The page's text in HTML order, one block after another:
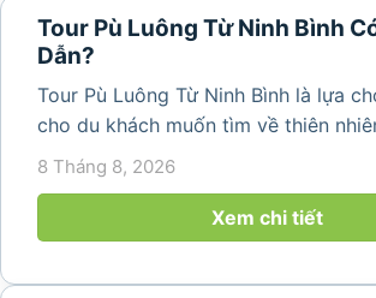
Tour Pù Luông Từ Ninh Bình
Dẫn?
Tour Pù Luông Từ Ninh Bình là lựa
cho du khách muốn tìm về thiên
bản làng và tận hưởng không gian
8 Tháng 8, 2026
Xem chi tiết